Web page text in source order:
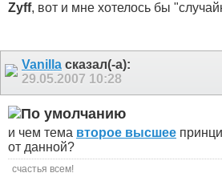
Zyff, вот и мне хотелось бы
Vanilla сказал(-а):
29.05.2007 10:28
и чем тема второе высшее
от данной?
счастья всем!